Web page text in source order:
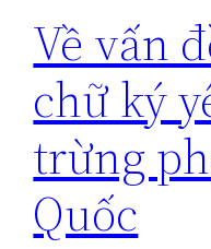
Về vấn
chữ ký
trừng
Quốc